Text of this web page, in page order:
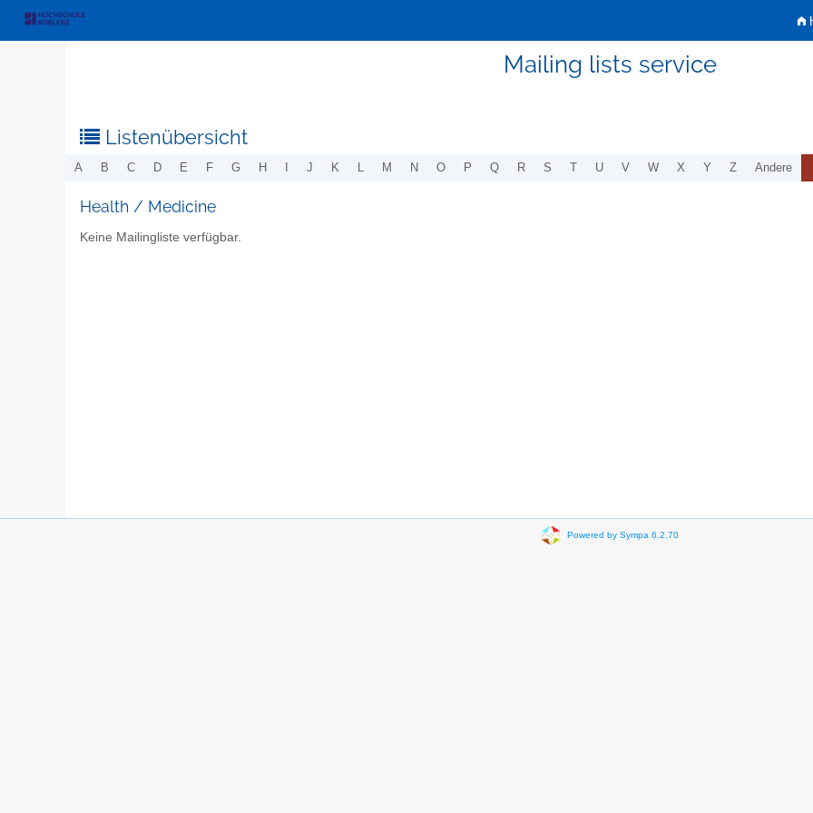
Mailing lists service
Listenübersicht
A B C D E F G H J K L M N O P Q R S T U V W X Y Z Andere
Health / Medicine
Keine Mailingliste verfügbar.
Powered by Sympa 6.2.70